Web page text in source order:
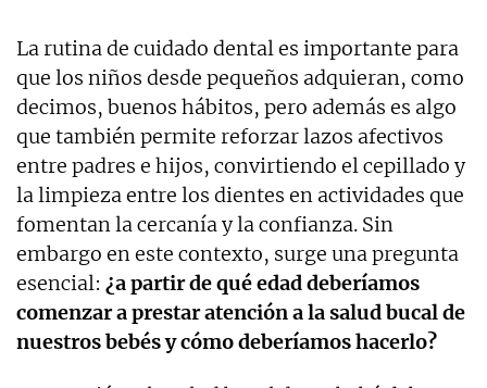
La rutina de cuidado dental es importante para
que los niños desde pequeños adquieran, como
decimos, buenos hábitos, pero además es algo
que también permite reforzar lazos afectivos
entre padres e hijos, convirtiendo el cepillado y
la limpieza entre los dientes en actividades que
fomentan la cercanía y la confianza. Sin
embargo en este contexto, surge una pregunta
esencial: ¿a partir de qué edad deberíamos
comenzar a prestar atención a la salud bucal de
nuestros bebés y cómo deberíamos hacerlo?